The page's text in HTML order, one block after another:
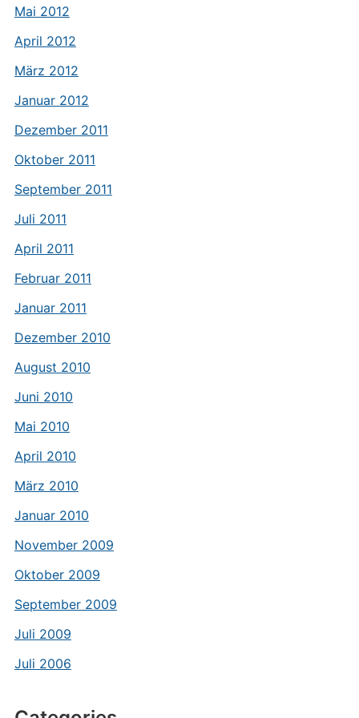
Mai 2012
April 2012
März 2012
Januar 2012
Dezember 2011
Oktober 2011
September 2011
Juli 2011
April 2011
Februar 2011
Januar 2011
Dezember 2010
August 2010
Juni 2010
Mai 2010
April 2010
März 2010
Januar 2010
November 2009
Oktober 2009
September 2009
Juli 2009
Juli 2006